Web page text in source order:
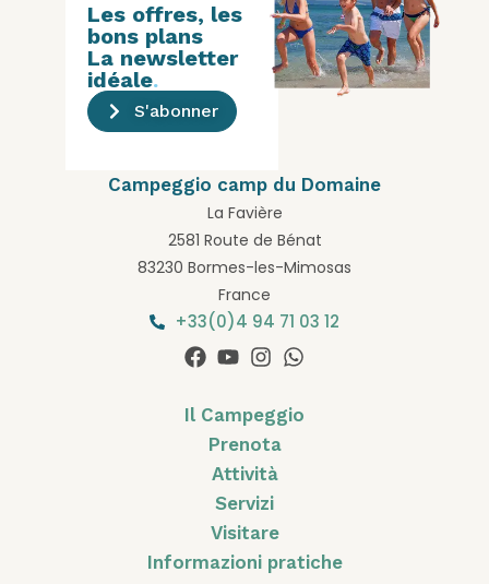
Campeggio camp du Domaine
La Favière
2581 Route de Bénat
83230 Bormes-les-Mimosas
France
+33(0)4 94 71 03 12
Les offres, les
bons plans
La newsletter
idéale.
S'abonner
Il Campeggio
Prenota
Attività
Servizi
Visitare
Informazioni pratiche